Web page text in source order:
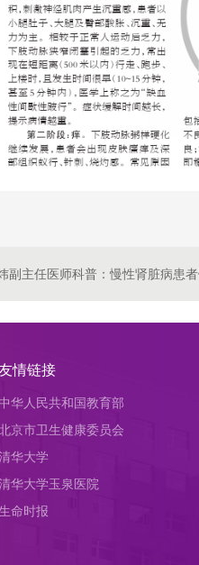
副主任医师科普：慢性肾脏病患
情链接
华人民共和国教育部
京市卫生健康委员会
华大学
华大学玉泉医院
命时报